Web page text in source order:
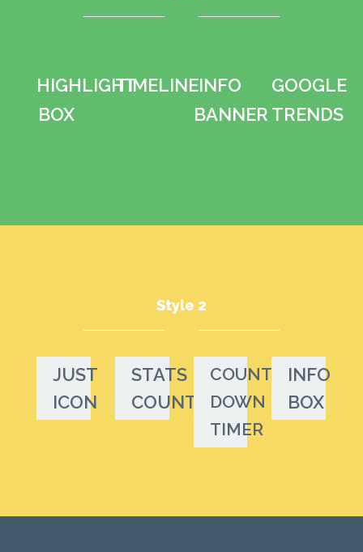
HIGHLIGHT
BOX
TIMELINEINFO
BANNER
GOOGLE
TRENDS
Style 2
JUST
ICON
STATS
COUNTER
COUNT
DOWN
TIMER
INFO
BOX